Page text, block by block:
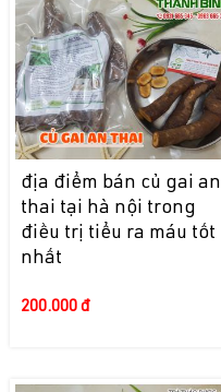
địa điểm bán củ gai an
thai tại hà nội trong
điều trị tiểu ra máu tốt
nhất
200.000 đ